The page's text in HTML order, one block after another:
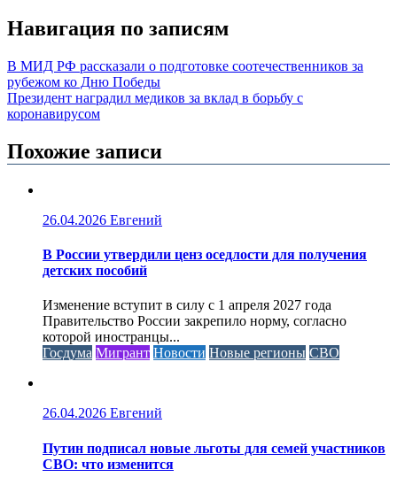
Навигация по записям
В МИД РФ рассказали о подготовке соотечественников за
рубежом ко Дню Победы
Президент наградил медиков за вклад в борьбу с
коронавирусом
Похожие записи
26.04.2026 Евгений
В России утвердили ценз оседлости для получения
детских пособий
Изменение вступит в силу с 1 апреля 2027 года
Правительство России закрепило норму, согласно
которой иностранцы...
Госдума Мигрант Новости Новые регионы СВО
26.04.2026 Евгений
Путин подписал новые льготы для семей участников
СВО: что изменится